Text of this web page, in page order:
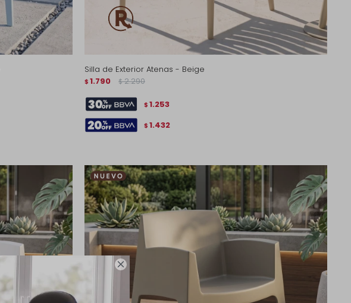

Silla de Exterior Atenas - Beige
$ 1.790 $ 2.290
$ 1.253
$ 1.432